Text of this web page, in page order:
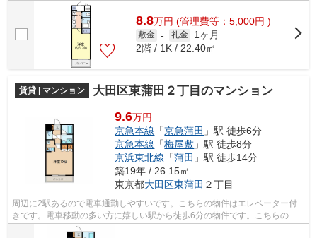
る、アクセス良好な物件です。こちらはマ...
8.8万円 (管理費等：5,000円 )
敷金 - 礼金
1ヶ月
2階 / 1K / 22.40㎡
賃貸 | マンション 大田区東蒲田２丁目のマンション
9.6万円
京急本線 「京急蒲田 」駅 徒歩6分
京急本線 「梅屋敷 」駅 徒歩8分
京浜東北線 「蒲田 」駅 徒歩14分
築19年 / 26.15㎡
東京都大田区東蒲田 ２丁目
周辺に2駅あるので電車通勤しやすいです。こちらの物件はエレベーター付
きです。電車移動の多い方に嬉しい駅から徒歩6分の物件です。こちらの物
件はマンションです。当社スタッフが地...